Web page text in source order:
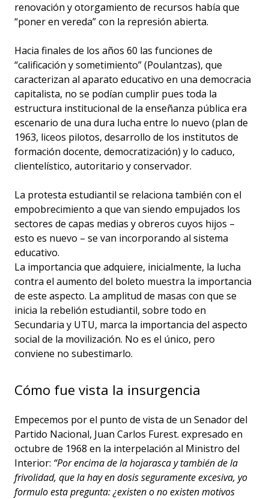
renovación y otorgamiento de recursos había que
“poner en vereda” con la represión abierta.
Hacia finales de los años 60 las funciones de
“calificación y sometimiento” (Poulantzas), que
caracterizan al aparato educativo en una democracia
capitalista, no se podían cumplir pues toda la
estructura institucional de la enseñanza pública era
escenario de una dura lucha entre lo nuevo (plan de
1963, liceos pilotos, desarrollo de los institutos de
formación docente, democratización) y lo caduco,
clientelístico, autoritario y conservador.
La protesta estudiantil se relaciona también con el
empobrecimiento a que van siendo empujados los
sectores de capas medias y obreros cuyos hijos –
esto es nuevo – se van incorporando al sistema
educativo.
La importancia que adquiere, inicialmente, la lucha
contra el aumento del boleto muestra la importancia
de este aspecto. La amplitud de masas con que se
inicia la rebelión estudiantil, sobre todo en
Secundaria y UTU, marca la importancia del aspecto
social de la movilización. No es el único, pero
conviene no subestimarlo.
Cómo fue vista la insurgencia
Empecemos por el punto de vista de un Senador del
Partido Nacional, Juan Carlos Furest. expresado en
octubre de 1968 en la interpelación al Ministro del
Interior: “Por encima de la hojarasca y también de la
frivolidad, que la hay en dosis seguramente excesiva, yo
formulo esta pregunta: ¿existen o no existen motivos